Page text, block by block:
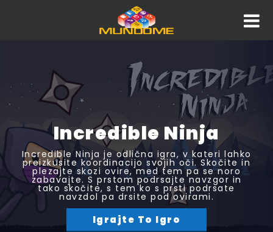
Incredible Ninja
Incredible Ninja je odlična igra, v kateri lahko
preizkusite koordinacijo svojih oči. Skočite in
plezajte skozi ovire, med tem pa se noro
zabavajte. S prstom podrsajte navzgor in
tako skočite, s tem ko s prsti podrsate
navzdol pa drsite pod ovirami.
Igrajte To Igro